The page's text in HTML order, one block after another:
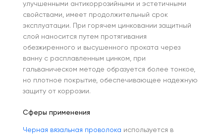
улучшенными антикоррозийными и эстетичными
свойствами, имеет продолжительный срок
эксплуатации. При горячем цинковании защитный
слой наносится путем протягивания
обезжиренного и высушенного проката через
ванну с расплавленным цинком, при
гальваническом методе образуется более тонкое,
но плотное покрытие, обеспечивающее надежную
защиту от коррозии.
Сферы применения
Черная вязальная проволока используется в